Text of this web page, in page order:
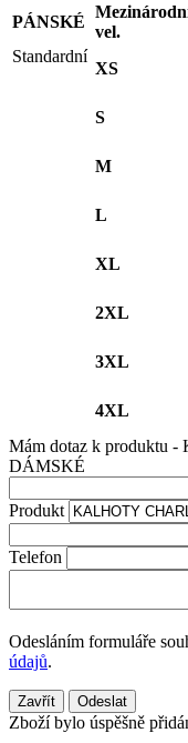
PÁNSKÉ
vel.
Standardní
XS
S
M
L
XL
2XL
3XL
4XL
Mám dotaz k produktu
DÁMSKÉ
Produkt
Telefon
Odesláním formuláře
údajů.
Zavřít Odeslat
Zboží bylo úspěšně